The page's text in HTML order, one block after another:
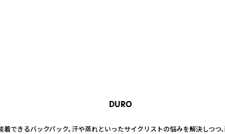
DURO
できるバックパック。汗や蒸れといったサイクリストの悩みを解決しつつ